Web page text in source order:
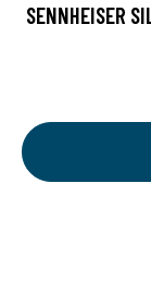
SENNHEISER